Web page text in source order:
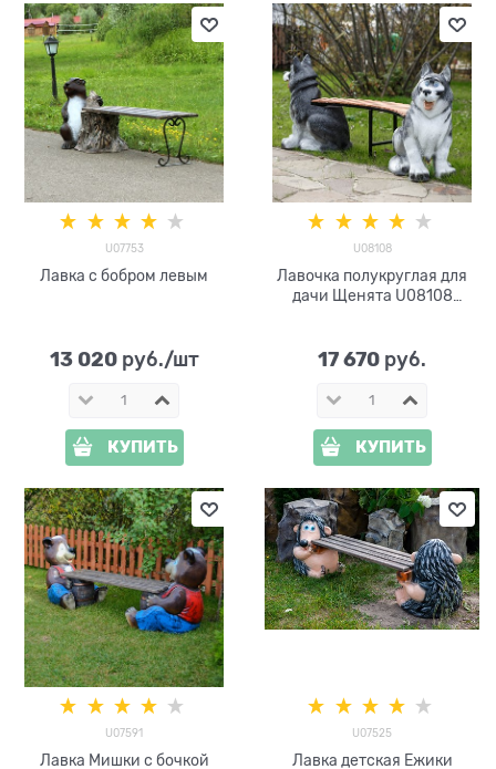
U07753
Лавка с бобром левым
13 020 руб./шт
КУПИТЬ
U08108
Лавочка полукруглая для
дачи Щенята U08108
17 670 руб.
КУПИТЬ
U07591
Лавка Мишки с бочкой
U07525
Лавка детская Ежики